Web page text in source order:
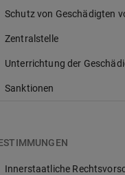
Schutz von Geschädigten
Zentralstelle
Unterrichtung der
Sanktionen
Innerstaatliche